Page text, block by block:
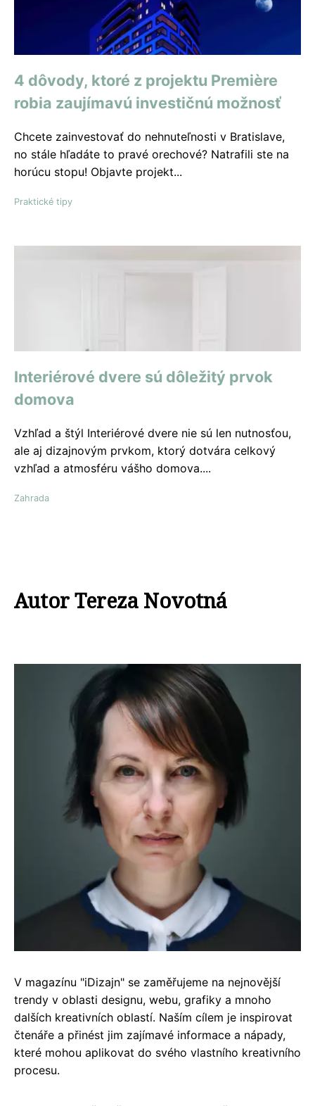
4 dôvody, ktoré z projektu Premiѐre
robia zaujímavú investičnú možnosť
Chcete zainvestovať do nehnuteľnosti v Bratislave,
no stále hľadáte to pravé orechové? Natrafili ste na
horúcu stopu! Objavte projekt...
Praktické tipy
Interiérové ​​dvere sú dôležitý prvok
domova
Vzhľad a štýl Interiérové dvere nie sú len nutnosťou,
ale aj dizajnovým prvkom, ktorý dotvára celkový
vzhľad a atmosféru vášho domova....
Zahrada
Autor Tereza Novotná
V magazínu "iDizajn" se zaměřujeme na nejnovější
trendy v oblasti designu, webu, grafiky a mnoho
dalších kreativních oblastí. Naším cílem je inspirovat
čtenáře a přinést jim zajímavé informace a nápady,
které mohou aplikovat do svého vlastního kreativního
procesu.